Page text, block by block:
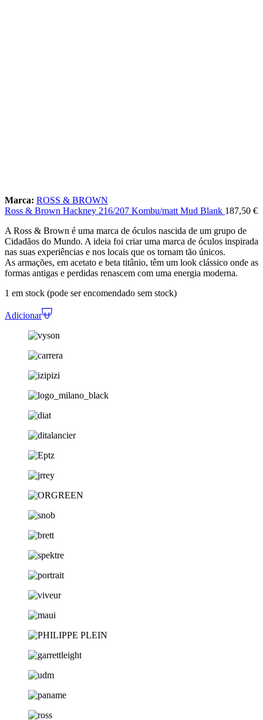
Marca: ROSS & BROWN
Ross & Brown Hackney 216/207 Kombu/matt Mud Blank 187,50 €
A Ross & Brown é uma marca de óculos nascida de um grupo de
Cidadãos do Mundo. A ideia foi criar uma marca de óculos inspirada
nas suas experiências e nos locais que os tornam tão únicos.
As armações, em acetato e beta titânio, têm um look clássico onde as
formas antigas e perdidas renascem com uma energia moderna.
1 em stock (pode ser encomendado sem stock)
Adicionar